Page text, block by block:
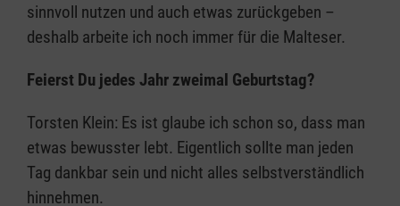
sinnvoll nutzen und auch etwas zurückgeben –
deshalb arbeite ich noch immer für die Malteser.
Feierst Du jedes Jahr zweimal Geburtstag?
Torsten Klein: Es ist glaube ich schon so, dass man
etwas bewusster lebt. Eigentlich sollte man jeden
Tag dankbar sein und nicht alles selbstverständlich
hinnehmen.